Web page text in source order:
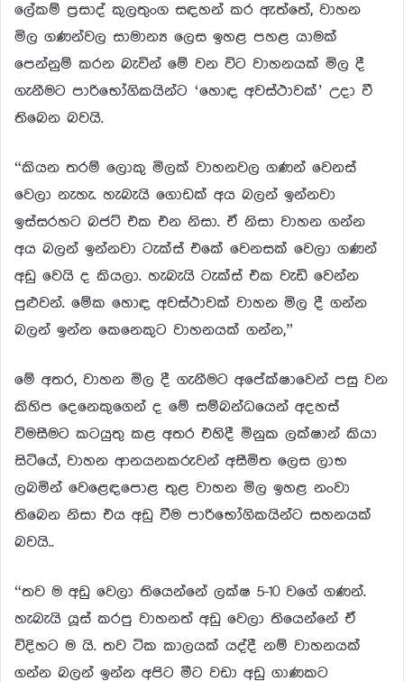
ලේකම් ප්‍රසාද් කුලතුංග සඳහන් කර ඇත්තේ, වාහන
මිල ගණන්වල සාමාන්‍ය ලෙස ඉහළ පහළ යාමක්
පෙන්නුම් කරන බැවින් මේ වන විට වාහනයක් මිල දී
ගැනීමට පාරිභෝගිකයින්ට ‘හොඳ අවස්ථාවක්’ උදා වී
තිබෙන බවයි.
“කියන තරම් ලොකු මිලක් වාහනවල ගණන් වෙනස්
වෙලා නැහැ. හැබැයි ගොඩක් අය බලන් ඉන්නවා
ඉස්සරහට බජට් එක එන නිසා. ඒ නිසා වාහන ගන්න
අය බලන් ඉන්නවා ටැක්ස් එකේ වෙනසක් වෙලා ගණන්
අඩු වෙයි ද කියලා. හැබැයි ටැක්ස් එක වැඩි වෙන්න
පුළුවන්. මේක හොඳ අවස්ථාවක් වාහන මිල දී ගන්න
බලන් ඉන්න කෙනෙකුට වාහනයක් ගන්න,”
මේ අතර, වාහන මිල දී ගැනීමට අපේක්ෂාවෙන් පසු වන
කිහිප දෙනෙකුගෙන් ද මේ සම්බන්ධයෙන් අදහස්
විමසීමට කටයුතු කළ අතර එහිදී මිනුක ලක්ෂාන් කියා
සිටියේ, වාහන ආනයනකරුවන් අසීමිත ලෙස ලාභ
ලබමින් වෙළෙඳපොළ තුළ වාහන මිල ඉහළ නංවා
තිබෙන නිසා එය අඩු වීම පාරිභෝගිකයින්ට සහනයක්
බවයි..
“තව ම අඩු වෙලා තියෙන්නේ ලක්ෂ 5-10 වගේ ගණන්.
හැබැයි යූස් කරපු වාහනත් අඩු වෙලා තියෙන්නේ ඒ
විදිහට ම යි. තව ටික කාලයක් යද්දී නම් වාහනයක්
ගන්න බලන් ඉන්න අපිට මීට වඩා අඩු ගාණකට